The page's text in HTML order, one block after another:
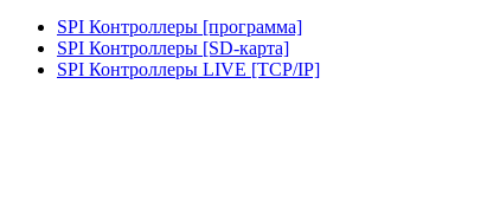
SPI Контроллеры [программа]
SPI Контроллеры [SD-карта]
SPI Контроллеры LIVE [TCP/IP]